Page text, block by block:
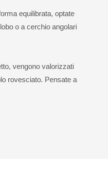
equilibrata, optate
o a cerchio angolari
vengono valorizzati
rovesciato. Pensate a